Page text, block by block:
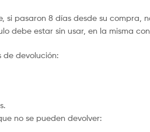
si pasaron 8 días desde su
debe estar sin usar, en la misma
de devolución:
no se pueden devolver: